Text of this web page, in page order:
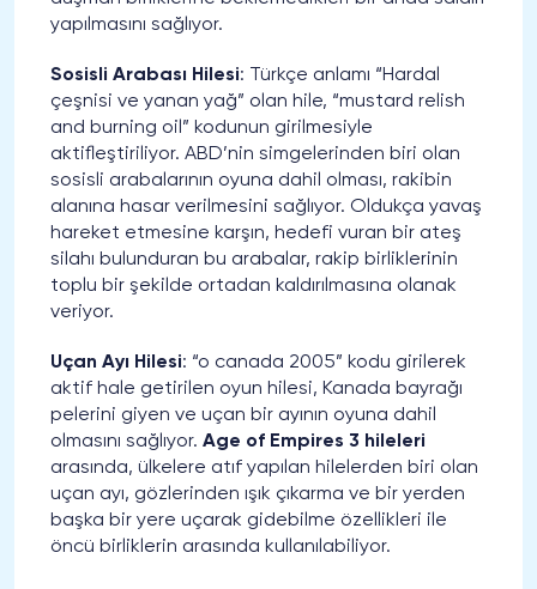
yapılmasını sağlıyor.
Sosisli Arabası Hilesi: Türkçe anlamı “Hardal
çeşnisi ve yanan yağ” olan hile, “mustard relish
and burning oil” kodunun girilmesiyle
aktifleştiriliyor. ABD’nin simgelerinden biri olan
sosisli arabalarının oyuna dahil olması, rakibin
alanına hasar verilmesini sağlıyor. Oldukça yavaş
hareket etmesine karşın, hedefi vuran bir ateş
silahı bulunduran bu arabalar, rakip birliklerinin
toplu bir şekilde ortadan kaldırılmasına olanak
veriyor.
Uçan Ayı Hilesi: “o canada 2005” kodu girilerek
aktif hale getirilen oyun hilesi, Kanada bayrağı
pelerini giyen ve uçan bir ayının oyuna dahil
olmasını sağlıyor. Age of Empires 3 hileleri
arasında, ülkelere atıf yapılan hilelerden biri olan
uçan ayı, gözlerinden ışık çıkarma ve bir yerden
başka bir yere uçarak gidebilme özellikleri ile
öncü birliklerin arasında kullanılabiliyor.